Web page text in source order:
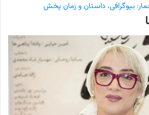
بیوگرافی، داستان و زمان پخش